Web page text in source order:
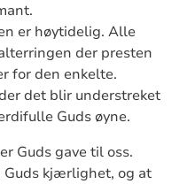
er høytidelig. Alle
der presten
for den enkelte.
det blir understreket
Guds øyne.
Guds gave til oss.
Guds kjærlighet, og at